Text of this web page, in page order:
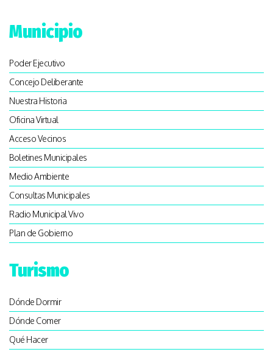
Municipio
Poder Ejecutivo
Concejo Deliberante
Nuestra Historia
Oficina Virtual
Acceso Vecinos
Boletines Municipales
Medio Ambiente
Consultas Municipales
Radio Municipal Vivo
Plan de Gobierno
Turismo
Dónde Dormir
Dónde Comer
Qué Hacer